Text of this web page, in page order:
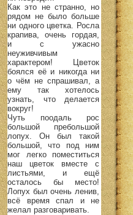
Как это не странно, но
рядом не было больше
ни одного цветка. Росла
крапива, очень гордая,
и с ужасно
неуживчивым
характером! Цветок
боялся её и никогда ни
о чём не спрашивал, а
ему так хотелось
узнать, что делается
вокруг!
Чуть поодаль рос
большой пребольшой
лопух. Он был такой
большой, что под ним
мог легко поместиться
наш цветок вместе с
листьями, и ещё
осталось бы место!
Лопух был очень ленив,
всё время спал и не
желал разговаривать.